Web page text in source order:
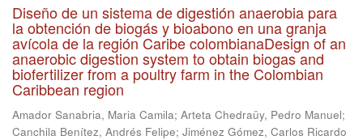
Diseño de un sistema de digestión anaerobia para
la obtención de biogás y bioabono en una granja
avícola de la región Caribe colombianaDesign of an
anaerobic digestion system to obtain biogas and
biofertilizer from a poultry farm in the Colombian
Caribbean region
Amador Sanabria, Maria Camila; Arteta Chedraüy, Pedro Manuel;
Canchila Benítez, Andrés Felipe; Jiménez Gómez, Carlos Ricardo